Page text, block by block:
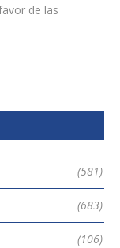
de las
(581)
(683)
(106)